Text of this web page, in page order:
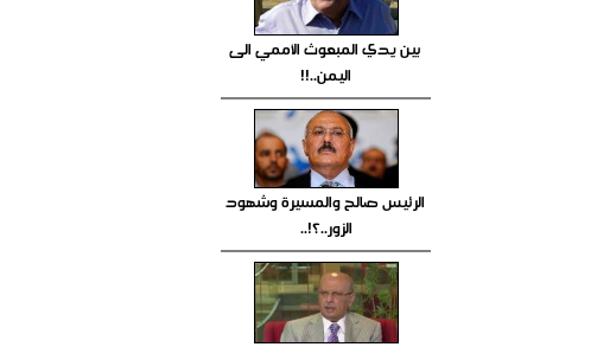
بين يدي المبعوث الأممي الى
اليمن..!!
الرئيس صالح والمسيرة وشهود
الزور..؟!..